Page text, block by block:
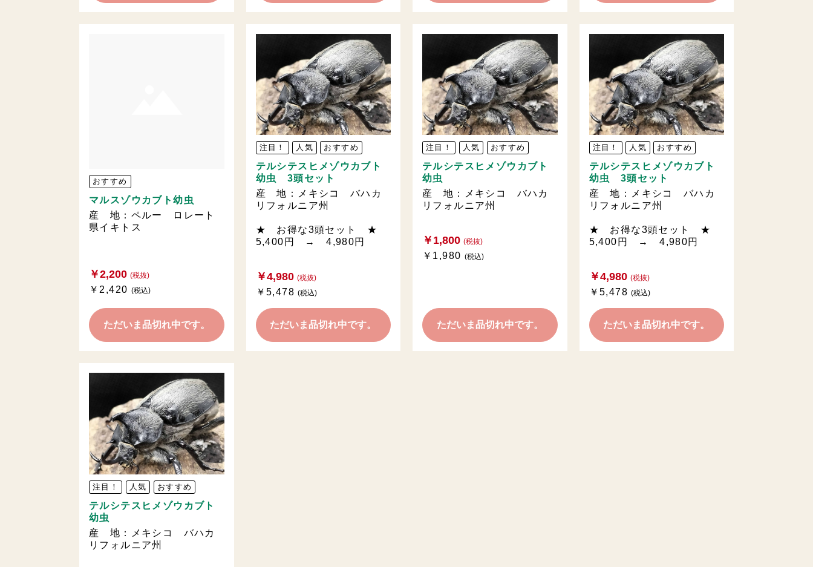
おすすめ
マルスゾウカブト幼虫
産 地：ペルー ロレート
県イキトス
￥2,200 (税抜)
￥2,420 (税込)
ただいま品切れ中です。
注目！ 人気 おすすめ
テルシテスヒメゾウカブト
幼虫 3頭セット
産 地：メキシコ バハカ
リフォルニア州
★ お得な3頭セット ★
5,400円 → 4,980円
￥4,980 (税抜)
￥5,478(税込)
ただいま品切れ中です。
注目！ 人気 おすすめ
テルシテスヒメゾウカブト
幼虫
産 地：メキシコ バハカ
リフォルニア州
￥1,800 (税抜)
￥1,980 (税込)
ただいま品切れ中です。
注目！ 人気 おすすめ
テルシテスヒメゾウカブト
幼虫 3頭セット
産 地：メキシコ バハカ
リフォルニア州
★ お得な3頭セット ★
5,400円 → 4,980円
￥4,980 (税抜)
￥5,478(税込)
ただいま品切れ中です。
注目！ 人気 おすすめ
テルシテスヒメゾウカブト
幼虫
産 地：メキシコ バハカ
リフォルニア州